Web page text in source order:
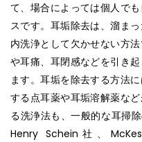
て、場合によっては個人で
スです。耳垢除去は、溜ま
内洗浄として欠かせない方
や耳痛、耳閉感などを引き
ます。耳垢を除去する方法
する点耳薬や耳垢溶解薬な
る洗浄法も、一般的な耳掃
Henry Schein社、